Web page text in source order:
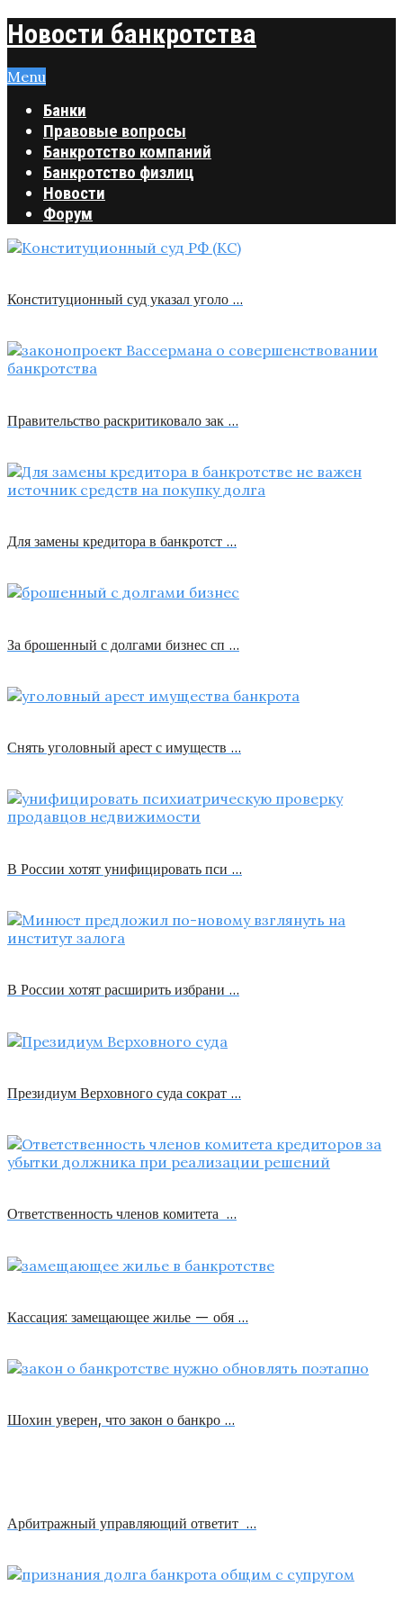
Новости банкротства
Menu
Банки
Правовые вопросы
Банкротство компаний
Банкротство физлиц
Новости
Форум
Конституционный суд указал уголо …
Правительство раскритиковало зак …
Для замены кредитора в банкротст …
За брошенный с долгами бизнес сп …
Снять уголовный арест с имуществ …
В России хотят унифицировать пси …
В России хотят расширить избрани …
Президиум Верховного суда сократ …
Ответственность членов комитета …
Кассация: замещающее жилье — обя …
Шохин уверен, что закон о банкро …
Арбитражный управляющий ответит …